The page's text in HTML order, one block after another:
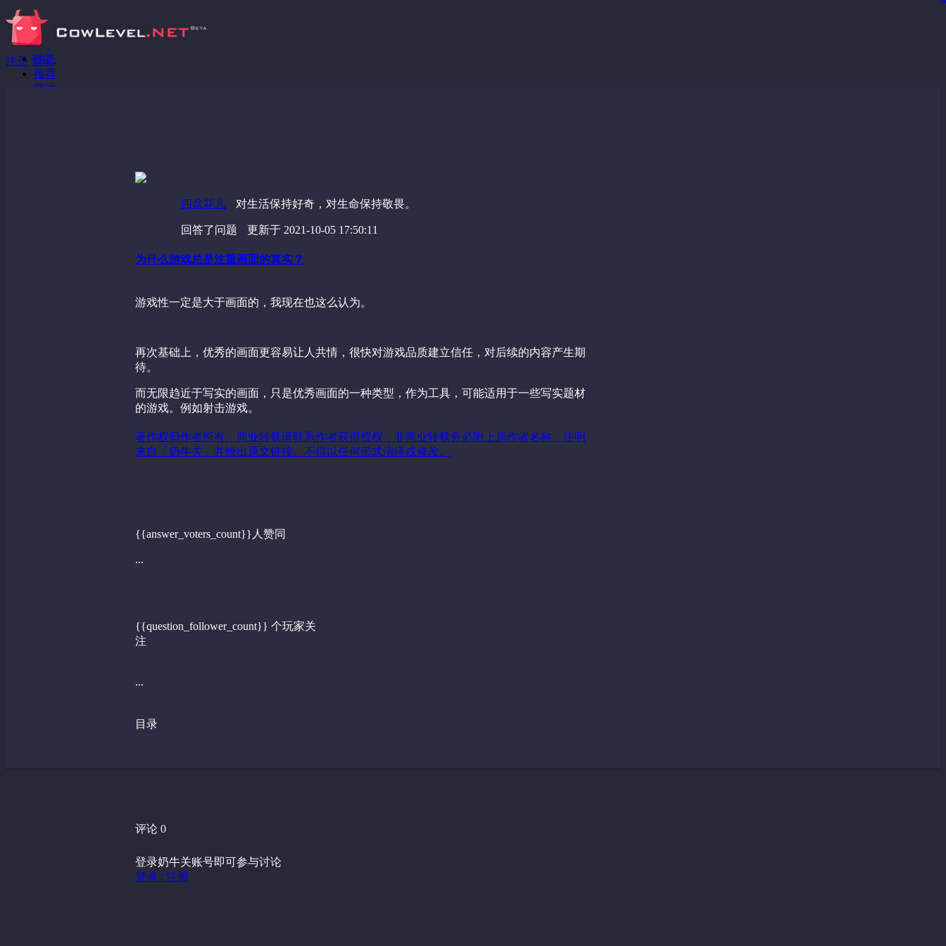
注册 登录
动态
推荐
游戏
四盆花儿 对生活保持好奇，对生命保持敬畏。
回答了问题 更新于 2021-10-05 17:50:11
为什么游戏总是注重画面的真实？
游戏性一定是大于画面的，我现在也这么认为。
再次基础上，优秀的画面更容易让人共情，很快对游戏品质建立信任，对后续的内容产生期
待。
而无限趋近于写实的画面，只是优秀画面的一种类型，作为工具，可能适用于一些写实题材
的游戏。例如射击游戏。
著作权归作者所有。商业转载请联系作者获得授权，非商业转载务必附上原作者名称，注明
来自「奶牛关」并给出原文链接。不得以任何形式演绎或修改。
{{answer_voters_count}}人赞同
...
{{question_follower_count}} 个玩家关
注
...
目录
评论 0
登录奶牛关账号即可参与讨论
登录 / 注册